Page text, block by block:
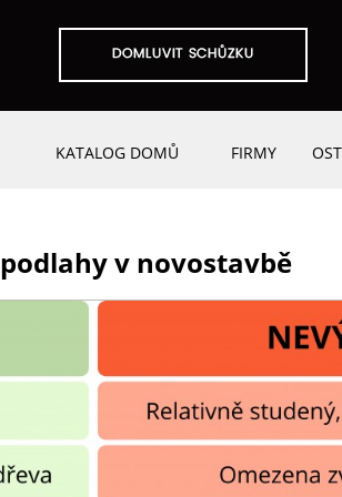
KATALOG DOMŮ FIRMY
v novostavbě